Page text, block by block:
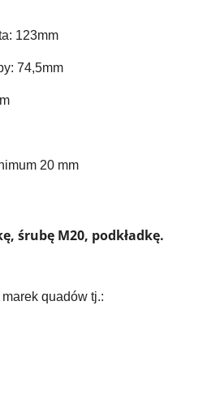
123mm
74,5mm
20 mm
śrubę M20, podkładkę.
quadów tj.: